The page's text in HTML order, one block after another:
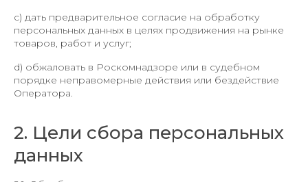
c) дать предварительное согласие на обработку
персональных данных в целях продвижения на рынке
товаров, работ и услуг;
d) обжаловать в Роскомнадзоре или в судебном
порядке неправомерные действия или бездействие
Оператора.
2. Цели сбора персональных
данных